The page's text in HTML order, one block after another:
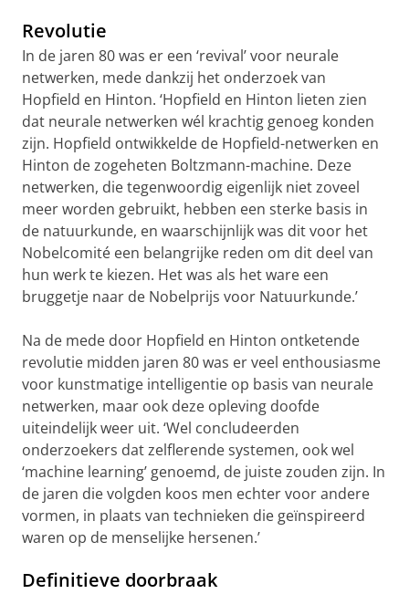
Revolutie
In de jaren 80 was er een ‘revival’ voor neurale
netwerken, mede dankzij het onderzoek van
Hopfield en Hinton. ‘Hopfield en Hinton lieten zien
dat neurale netwerken wél krachtig genoeg konden
zijn. Hopfield ontwikkelde de Hopfield-netwerken en
Hinton de zogeheten Boltzmann-machine. Deze
netwerken, die tegenwoordig eigenlijk niet zoveel
meer worden gebruikt, hebben een sterke basis in
de natuurkunde, en waarschijnlijk was dit voor het
Nobelcomité een belangrijke reden om dit deel van
hun werk te kiezen. Het was als het ware een
bruggetje naar de Nobelprijs voor Natuurkunde.’
Na de mede door Hopfield en Hinton ontketende
revolutie midden jaren 80 was er veel enthousiasme
voor kunstmatige intelligentie op basis van neurale
netwerken, maar ook deze opleving doofde
uiteindelijk weer uit. ‘Wel concludeerden
onderzoekers dat zelflerende systemen, ook wel
‘machine learning’ genoemd, de juiste zouden zijn. In
de jaren die volgden koos men echter voor andere
vormen, in plaats van technieken die geïnspireerd
waren op de menselijke hersenen.’
Definitieve doorbraak